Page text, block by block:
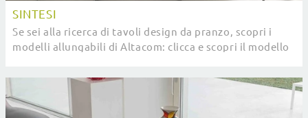
SINTESI
Se sei alla ricerca di tavoli design da pranzo, scopri i
modelli allungabili di Altacom: clicca e scopri il modello